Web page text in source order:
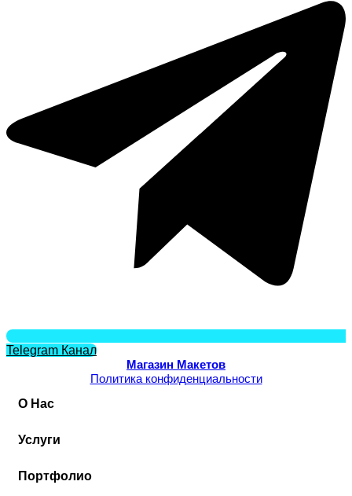
Telegram Канал
Магазин Макетов
Политика конфиденциальности
О Нас
Услуги
Портфолио